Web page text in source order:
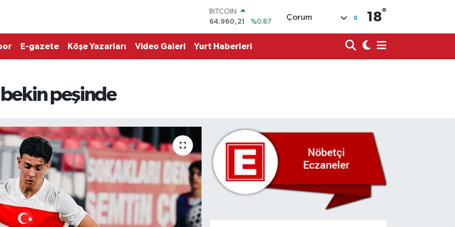
47,7436
55,2510
%0.32
Çorum 18°
E-gazete Köşe Yazarları Video Galeri Yurt Haberleri
peşinde